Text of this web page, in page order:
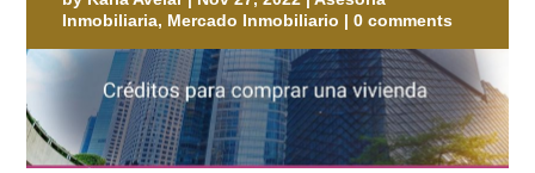
Inmobiliaria, Mercado Inmobiliario |0 comments